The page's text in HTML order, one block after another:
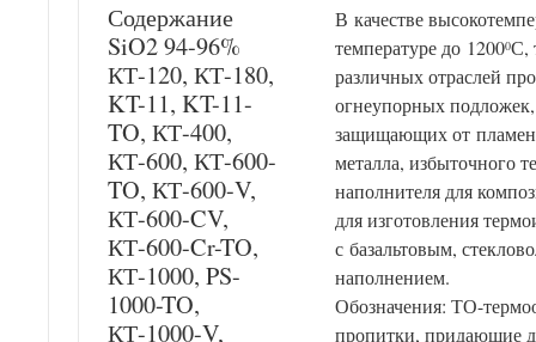
Содержание
SiO2 94-96%
КТ-120, КТ-180,
KT-11, KT-11-
TO, КТ-400,
КТ-600, КТ-600-
TO, КТ-600-V,
КТ-600-CV,
КТ-600-Cr-TO,
КТ-1000, PS-
1000-TO,
КТ-1000-V,
В качестве
температуре до 12000С,
различных отраслей
огнеупорных
защищающих от
металла, избыточного
наполнителя для
для изготовления
с базальтовым,
наполнением.
Обозначения: ТО-
пропитки, придающие